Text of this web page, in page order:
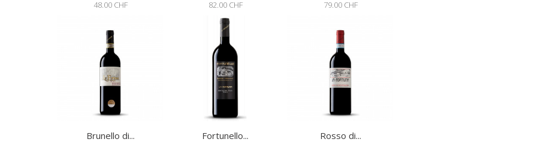
48.00 CHF 82.00 CHF 79.00 CHF
Brunello di... Fortunello... Rosso di...